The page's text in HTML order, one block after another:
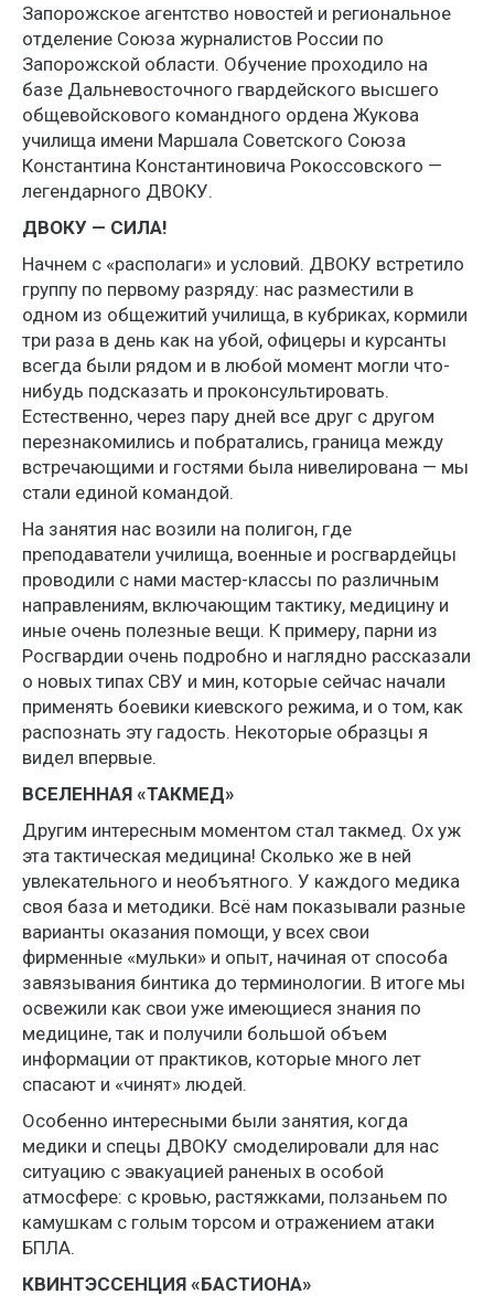
Запорожское агентство новостей и региональное
отделение Союза журналистов России по
Запорожской области. Обучение проходило на
базе Дальневосточного гвардейского высшего
общевойскового командного ордена Жукова
училища имени Маршала Советского Союза
Константина Константиновича Рокоссовского —
легендарного ДВОКУ.
ДВОКУ — СИЛА!
Начнем с «располаги» и условий. ДВОКУ встретило
группу по первому разряду: нас разместили в
одном из общежитий училища, в кубриках, кормили
три раза в день как на убой, офицеры и курсанты
всегда были рядом и в любой момент могли что-
нибудь подсказать и проконсультировать.
Естественно, через пару дней все друг с другом
перезнакомились и побратались, граница между
встречающими и гостями была нивелирована — мы
стали единой командой.
На занятия нас возили на полигон, где
преподаватели училища, военные и росгвардейцы
проводили с нами мастер-классы по различным
направлениям, включающим тактику, медицину и
иные очень полезные вещи. К примеру, парни из
Росгвардии очень подробно и наглядно рассказали
о новых типах СВУ и мин, которые сейчас начали
применять боевики киевского режима, и о том, как
распознать эту гадость. Некоторые образцы я
видел впервые.
ВСЕЛЕННАЯ «ТАКМЕД»
Другим интересным моментом стал такмед. Ох уж
эта тактическая медицина! Сколько же в ней
увлекательного и необъятного. У каждого медика
своя база и методики. Всё нам показывали разные
варианты оказания помощи, у всех свои
фирменные «мульки» и опыт, начиная от способа
завязывания бинтика до терминологии. В итоге мы
освежили как свои уже имеющиеся знания по
медицине, так и получили большой объем
информации от практиков, которые много лет
спасают и «чинят» людей.
Особенно интересными были занятия, когда
медики и спецы ДВОКУ смоделировали для нас
ситуацию с эвакуацией раненых в особой
атмосфере: с кровью, растяжками, ползаньем по
камушкам с голым торсом и отражением атаки
БПЛА.
КВИНТЭССЕНЦИЯ «БАСТИОНА»